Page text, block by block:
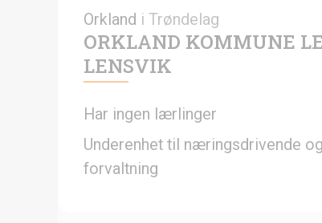
Orkland i Trøndelag
ORKLAND KOMMUNE
LENSVIK
Har ingen lærlinger
Underenhet til næringsdrivende
forvaltning